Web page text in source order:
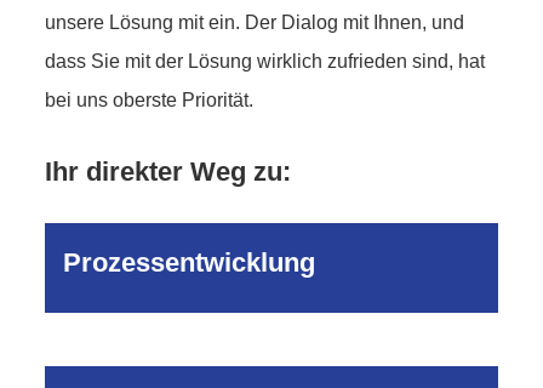
unsere Lösung mit ein. Der Dialog mit Ihnen, und
dass Sie mit der Lösung wirklich zufrieden sind, hat
bei uns oberste Priorität.
Ihr direkter Weg zu:
Prozessentwicklung